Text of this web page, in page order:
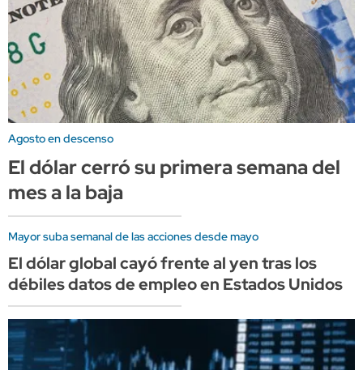
Agosto en descenso
El dólar cerró su primera semana del
mes a la baja
Mayor suba semanal de las acciones desde mayo
El dólar global cayó frente al yen tras los
débiles datos de empleo en Estados Unidos